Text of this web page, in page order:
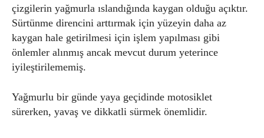
çizgilerin yağmurla ıslandığında kaygan olduğu açıktır.
Sürtünme direncini arttırmak için yüzeyin daha az
kaygan hale getirilmesi için işlem yapılması gibi
önlemler alınmış ancak mevcut durum yeterince
iyileştirilememiş.
Yağmurlu bir günde yaya geçidinde motosiklet
sürerken, yavaş ve dikkatli sürmek önemlidir.